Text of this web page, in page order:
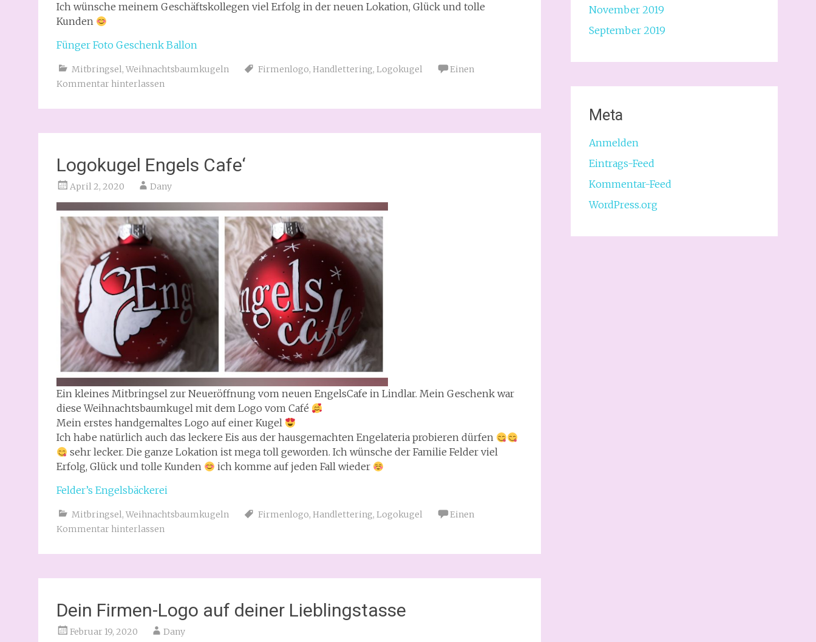
Ich wünsche meinem Geschäftskollegen viel Erfolg in der neuen Lokation, Glück und tolle
Kunden
Fünger Foto Geschenk Ballon
Mitbringsel, Weihnachtsbaumkugeln Firmenlogo, Handlettering, Logokugel
Einen
Kommentar hinterlassen
Logokugel Engels Cafe‘
April 2, 2020 Dany
Ein kleines Mitbringsel zur Neueröffnung vom neuen EngelsCafe in Lindlar. Mein Geschenk war
diese Weihnachtsbaumkugel mit dem Logo vom Café
Mein erstes handgemaltes Logo auf einer Kugel
Ich habe natürlich auch das leckere Eis aus der hausgemachten Engelateria probieren dürfen
sehr lecker. Die ganze Lokation ist mega toll geworden. Ich wünsche der Familie Felder viel
Erfolg, Glück und tolle Kunden
ich komme auf jeden Fall wieder
Felder’s Engelsbäckerei
Mitbringsel, Weihnachtsbaumkugeln Firmenlogo, Handlettering, Logokugel
Einen
Kommentar hinterlassen
Dein Firmen-Logo auf deiner Lieblingstasse
Februar 19, 2020 Dany
November 2019
September 2019
Meta
Anmelden
Eintrags-Feed
Kommentar-Feed
WordPress.org